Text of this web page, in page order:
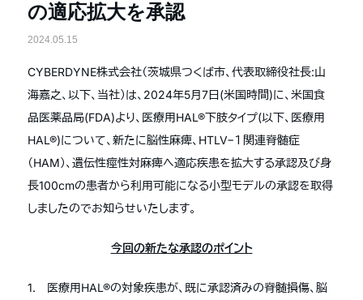
の適応拡大を承認
2024.05.15
CYBERDYNE株式会社（茨城県つくば市、代表取締役社長:山
海嘉之、以下、当社）は、2024年5月7日(米国時間)に、米国食
品医薬品局(FDA)より、医療用HAL®下肢タイプ(以下、医療用
HAL®)について、新たに脳性麻痺、HTLV−１関連脊髄症
（HAM）、遺伝性痙性対麻痺へ適応疾患を拡大する承認及び身
長100cmの患者から利用可能になる小型モデルの承認を取得
しましたのでお知らせいたします。
今回の新たな承認のポイント
1. 医療用HAL®の対象疾患が、既に承認済みの脊髄損傷、脳